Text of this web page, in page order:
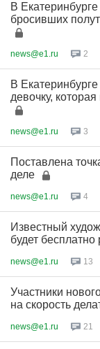
В
бросивших
news@e1.ru 2
В
девочку,
news@e1.ru 3
Поставлена
деле
news@e1.ru 4
Известный
будет бесплатно
news@e1.ru 13
Участники
на скорость
news@e1.ru 21